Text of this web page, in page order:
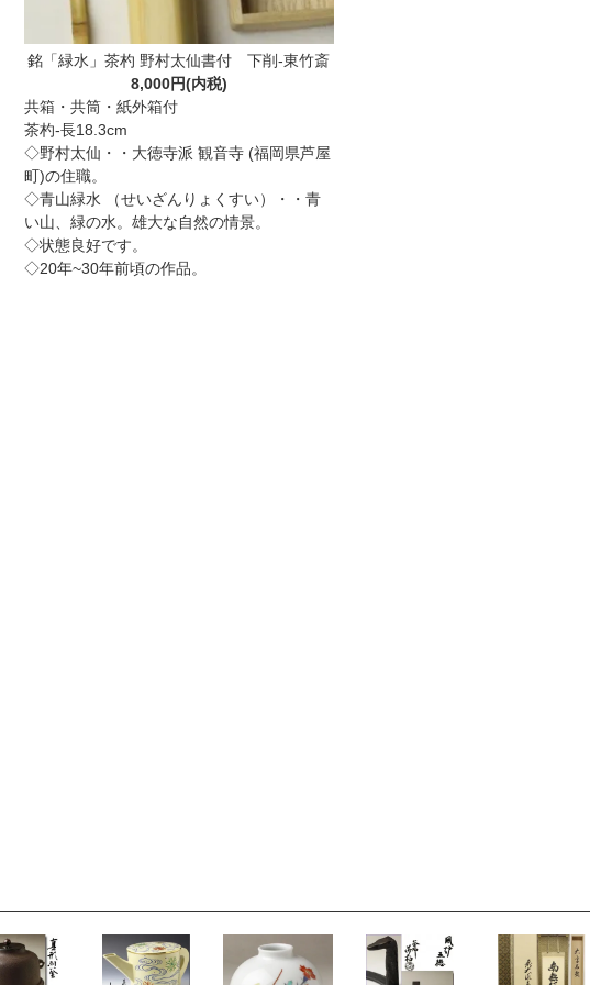
銘「緑水」茶杓 野村太仙書付 下削-東竹斎
8,000円(内税)
共箱・共筒・紙外箱付
茶杓-長18.3cm
◇野村太仙・・大徳寺派 観音寺 (福岡県芦屋
町)の住職。
◇青山緑水 （せいざんりょくすい）・・青
い山、緑の水。雄大な自然の情景。
◇状態良好です。
◇20年~30年前頃の作品。